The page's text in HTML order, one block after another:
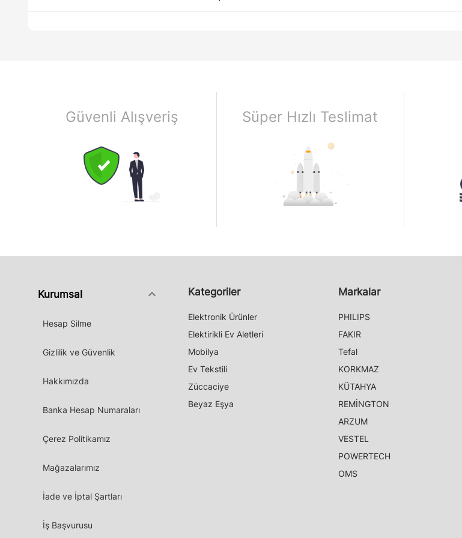
Güvenli Alışveriş Süper Hızlı Teslimat
Kurumsal keyboard_arrow_down
Hesap Silme
Gizlilik ve Güvenlik
Hakkımızda
Banka Hesap Numaraları
Çerez Politikamız
Mağazalarımız
İade ve İptal Şartları
İş Başvurusu
Kategoriler
Elektronik Ürünler
Elektirikli Ev Aletleri
Mobilya
Ev Tekstili
Züccaciye
Beyaz Eşya
Markalar
PHILIPS
FAKIR
Tefal
KORKMAZ
KÜTAHYA
REMİNGTON
ARZUM
VESTEL
POWERTECH
OMS